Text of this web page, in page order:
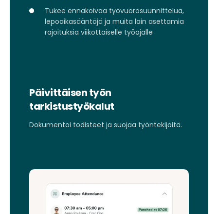
Tukee ennakoivaa työvuorosuunnittelua,
lepoaikasääntöjä ja muita lain asettamia
rajoituksia viikottaiselle työajalle
Päivittäisen työn
tarkistustyökalut
Dokumentoi todisteet ja suojaa työntekijöitä.